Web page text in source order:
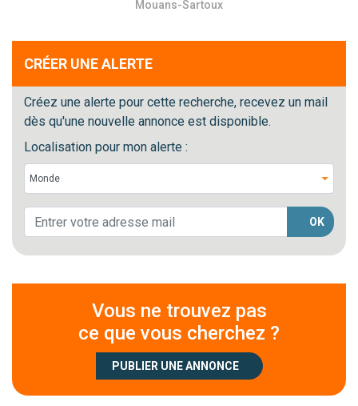
Mouans-Sartoux
CRÉER UNE ALERTE
Créez une alerte pour cette recherche, recevez un mail
dès qu'une nouvelle annonce est disponible.
Localisation pour mon alerte :
OK
Vous ne trouvez pas
ce que vous cherchez ?
PUBLIER UNE ANNONCE